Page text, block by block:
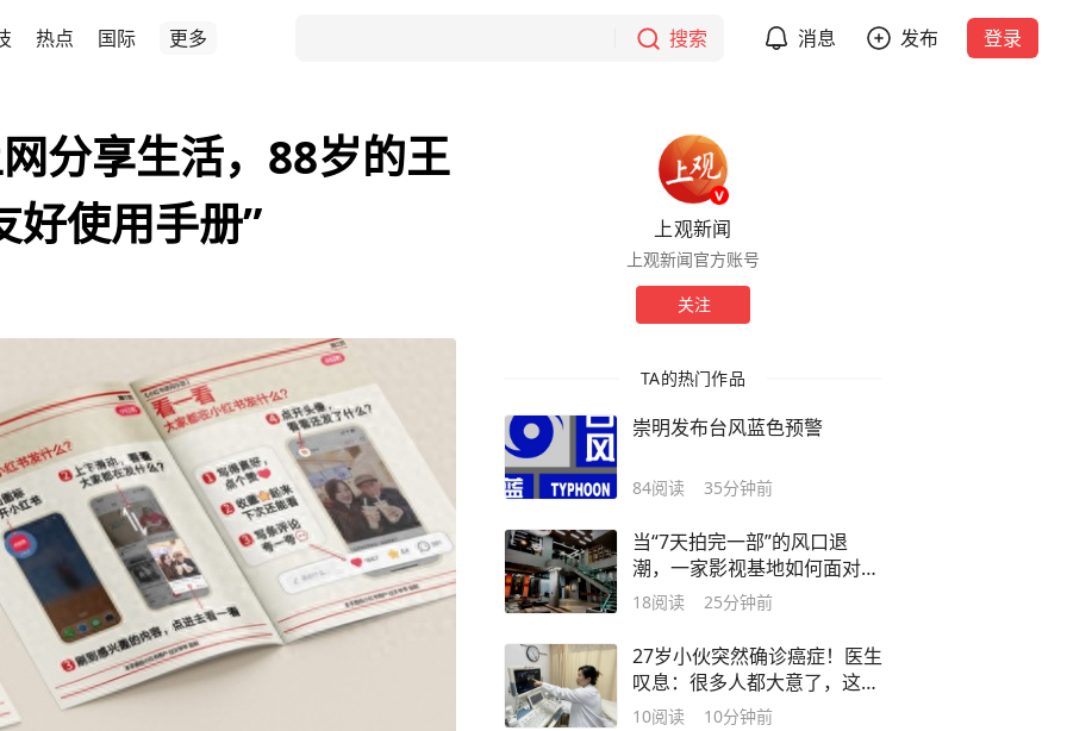
热点 国际 更多 搜索 消息 发布 登录
分享生活，88岁的王
好使用手册”
上观新闻
上观新闻官方账号
关注
TA的热门作品
崇明发布台风蓝色预警
84阅读 35分钟前
当“7天拍完一部”的风口退
潮，一家影视基地如何面对行
业降温
18阅读 25分钟前
27岁小伙突然确诊癌症！医生
叹息：很多人都大意了，这种
癌伪装太好
10阅读 10分钟前